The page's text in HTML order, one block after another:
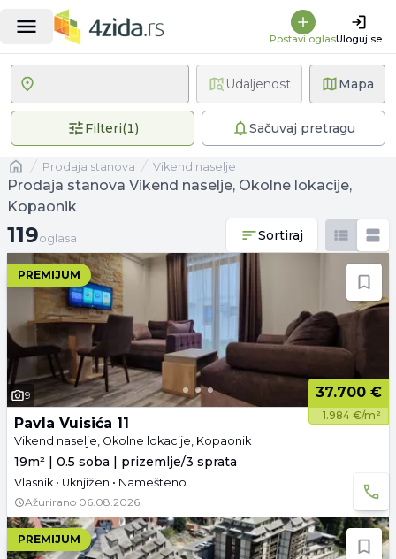
Postavi oglasUloguj se
Mapa
Filteri(1)1 primenjen filterSačuvaj pretragu
Udaljenost
Naslovnaprodaja stanova Vikend naselje
Prodaja stanova Vikend naselje, Okolne lokacije,
Kopaonik
119 oglasa
119oglasa Sortiraj
PREMIJUM
9 37.700 €
1.984 €/m²
Pavla Vuisića 11
Vikend naselje, Okolne lokacije, Kopaonik
19m² | 0.5 soba | prizemlje/3 sprata
Vlasnik • Uknjižen • Namešteno
Ažurirano 06.08.2026.
PREMIJUM